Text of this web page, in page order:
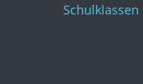
Schulklassen